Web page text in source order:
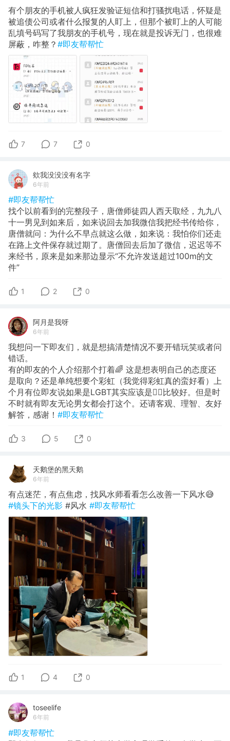
有个朋友的手机被人疯狂发验证短信和打骚扰电话，怀疑是
被追债公司或者什么报复的人盯上，但那个被盯上的人可能
乱填号码写了我朋友的手机号，现在就是投诉无门，也很难
屏蔽，咋整？ #即友帮帮忙
7 7 0
欸我没没没有名字
6年前
#即友帮帮忙
找个以前看到的完整段子，唐僧师徒四人西天取经，九九八
十一男见到如来后，如来说回去加我微信我把经书传给你，
唐僧就问：为什么不早点就这么做，如来说：我怕你们还走
在路上文件保存就过期了。唐僧回去后加了微信，迟迟等不
来经书，原来是如来那边显示“不允许发送超过100m的文
件”
1 2 0
阿月是我呀
6年前
我想问一下即友们，就是想搞清楚情况不要开错玩笑或者问
错话。
有的即友的个人介绍那个打着🌈 这是想表明自己的态度还
是取向？还是单纯想要个彩虹（我觉得彩虹真的蛮好看）上
个月有位即友说如果是LGBT其实应该是🏳️‍🌈比较好。但是时
不时就有即友无论男女都会打这个。还请客观、理智、友好
解答，感谢！ #即友帮帮忙
3 5 0
天鹅堡的黑天鹅
6年前
有点迷茫，有点焦虑，找风水师看看怎么改善一下风水😅
#镜头下的光影 #风水 #即友帮帮忙
1 4 0
toseelife
6年前
#即友帮帮忙